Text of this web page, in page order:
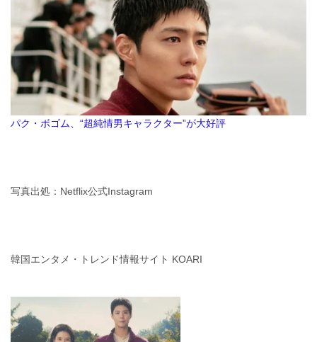
パク・ボゴム、“超純情男キャラクター”が大好評
写真出処：Netflix公式Instagram
韓国エンタメ・トレンド情報サイト KOARI